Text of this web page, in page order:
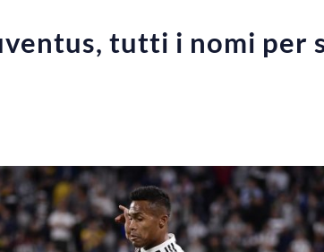
tutti i nomi per